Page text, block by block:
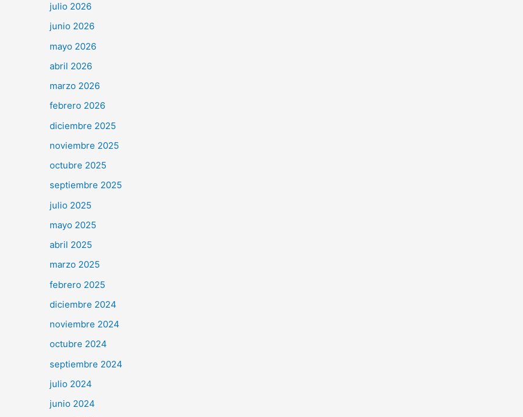
julio 2026
junio 2026
mayo 2026
abril 2026
marzo 2026
febrero 2026
diciembre 2025
noviembre 2025
octubre 2025
septiembre 2025
julio 2025
mayo 2025
abril 2025
marzo 2025
febrero 2025
diciembre 2024
noviembre 2024
octubre 2024
septiembre 2024
julio 2024
junio 2024